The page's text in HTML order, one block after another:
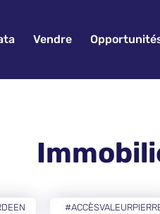
Vendre